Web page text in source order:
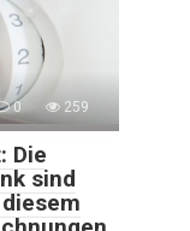
0 259
Die
sind